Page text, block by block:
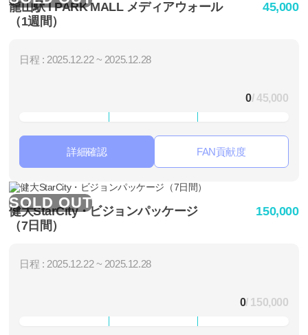
龍山駅 I PARK MALL メディアウォール
（1週間）
45,000
日程 : 2025.12.22 ~ 2025.12.28
0/ 45,000
詳細確認 FAN貢献度
SOLD OUT
健大StarCity・ビジョンパッケージ
（7日間）
150,000
日程 : 2025.12.22 ~ 2025.12.28
0/ 150,000